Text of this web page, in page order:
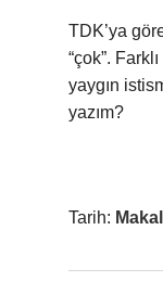
TDK’ya
“çok”.
yaygın
yazım?
Tarih: